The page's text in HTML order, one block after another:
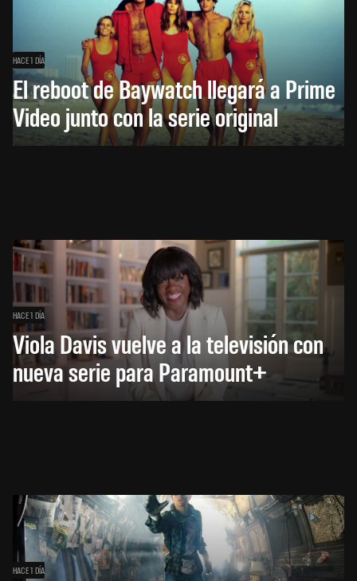
HACE 1 DÍA
El reboot de Baywatch llegará a Prime
Video junto con la serie original
HACE 1 DÍA
Viola Davis vuelve a la televisión con
nueva serie para Paramount+
HACE 1 DÍA